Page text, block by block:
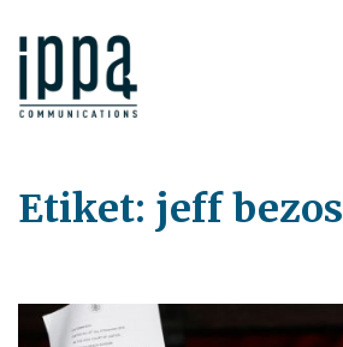
atla
Etiket: jeff bezos